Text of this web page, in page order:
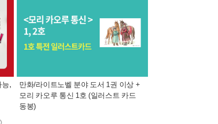
능,
만화/라이트노벨 분야 도서 1권 이상 +
모리 카오루 통신 1호 (일러스트 카드
동봉)